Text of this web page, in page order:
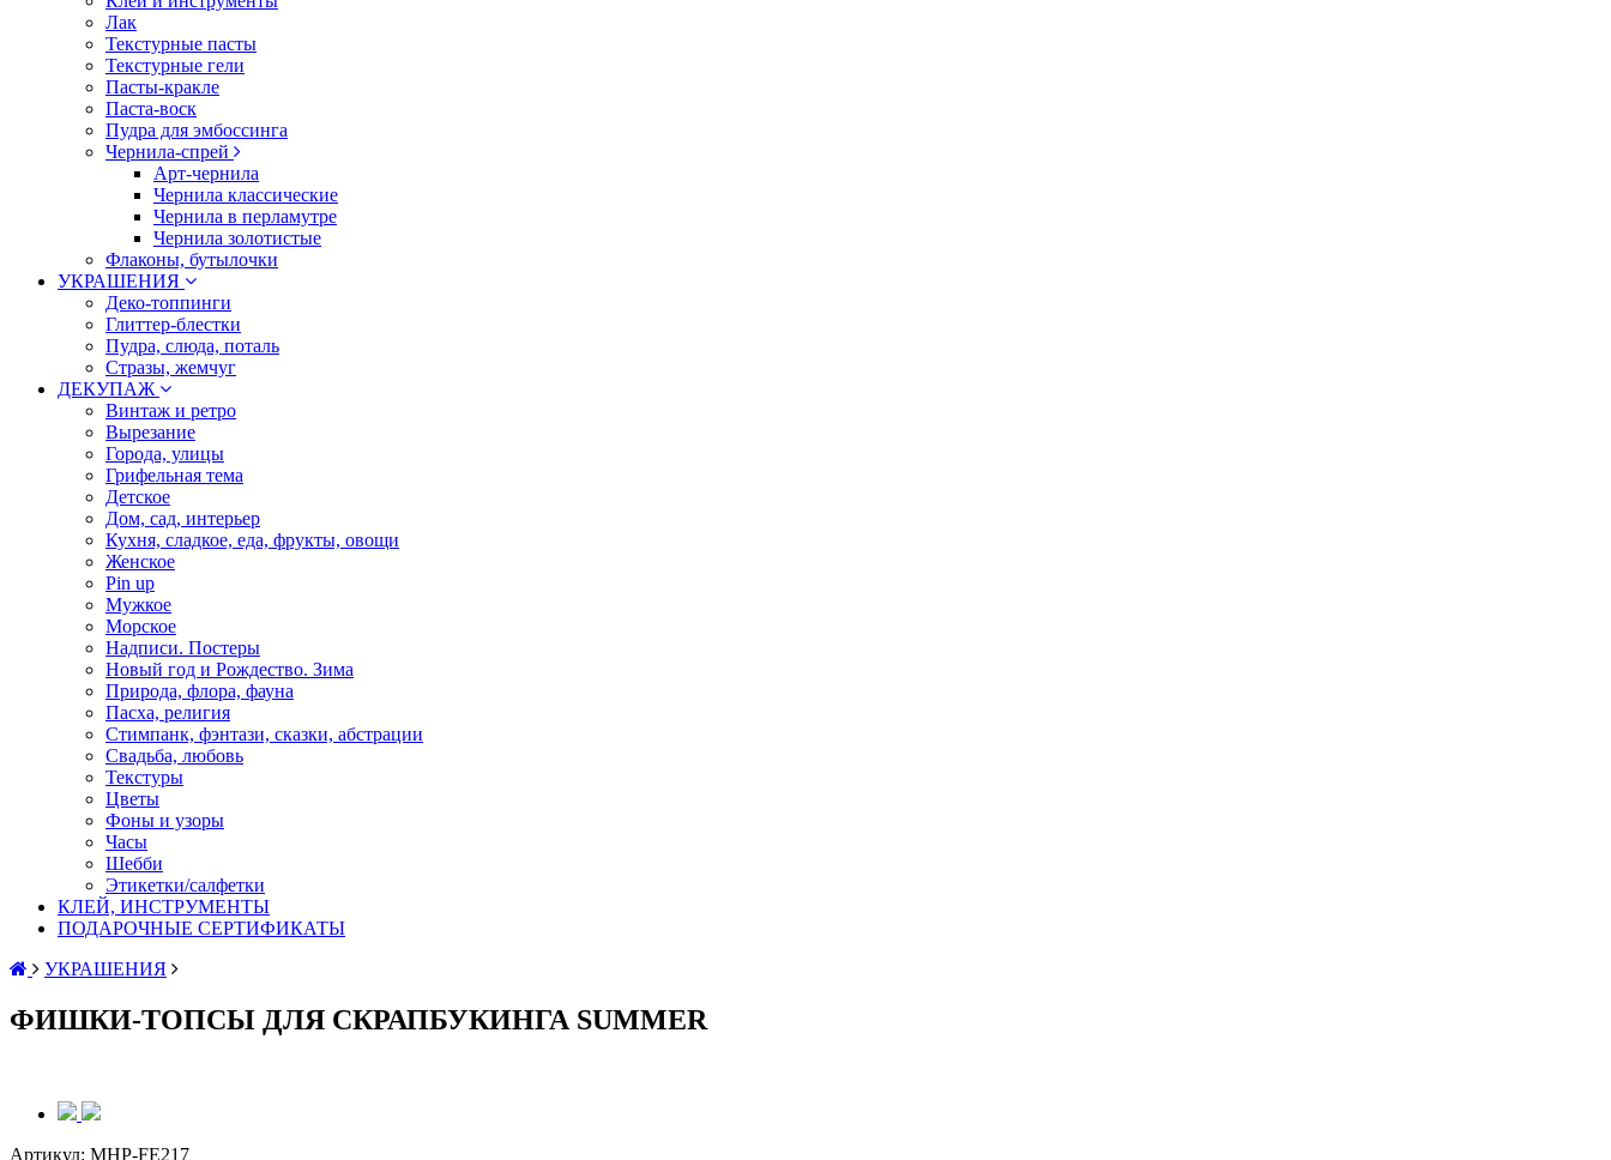
Лак
Текстурные пасты
Текстурные гели
Пасты-кракле
Паста-воск
Пудра для эмбоссинга
Чернила-спрей
Арт-чернила
Чернила классические
Чернила в перламутре
Чернила золотистые
Флаконы, бутылочки
УКРАШЕНИЯ
Деко-топпинги
Глиттер-блестки
Пудра, слюда, поталь
Стразы, жемчуг
ДЕКУПАЖ
Винтаж и ретро
Вырезание
Города, улицы
Грифельная тема
Детское
Дом, сад, интерьер
Кухня, сладкое, еда, фрукты, овощи
Женское
Pin up
Мужкое
Морское
Надписи. Постеры
Новый год и Рождество. Зима
Природа, флора, фауна
Пасха, религия
Стимпанк, фэнтази, сказки, абстрации
Свадьба, любовь
Текстуры
Цветы
Фоны и узоры
Часы
Шебби
Этикетки/салфетки
КЛЕЙ, ИНСТРУМЕНТЫ
ПОДАРОЧНЫЕ СЕРТИФИКАТЫ
УКРАШЕНИЯ
ФИШКИ-ТОПСЫ ДЛЯ СКРАПБУКИНГА SUMMER
Артикул: MHP-FE217